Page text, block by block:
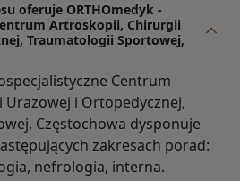
oferuje ORTHOmedyk -
Artroskopii, Chirurgii
Traumatologii Sportowej,
Centrum
i Ortopedycznej,
Częstochowa dysponuje
zakresach porad:
nefrologia, interna.